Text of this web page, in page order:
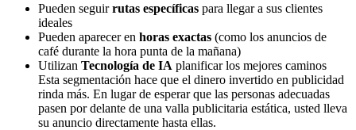
Pueden seguirrutas específicas para llegar a sus clientes
ideales
Pueden aparecer en horas exactas (como los anuncios de
café durante la hora punta de la mañana)
Utilizan Tecnología de IA planificar los mejores caminos
Esta segmentación hace que el dinero invertido en publicidad
rinda más. En lugar de esperar que las personas adecuadas
pasen por delante de una valla publicitaria estática, usted lleva
su anuncio directamente hasta ellas.